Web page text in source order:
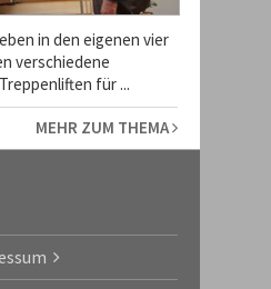
in den eigenen vier
verschiedene
für ...
MEHR ZUM THEMA